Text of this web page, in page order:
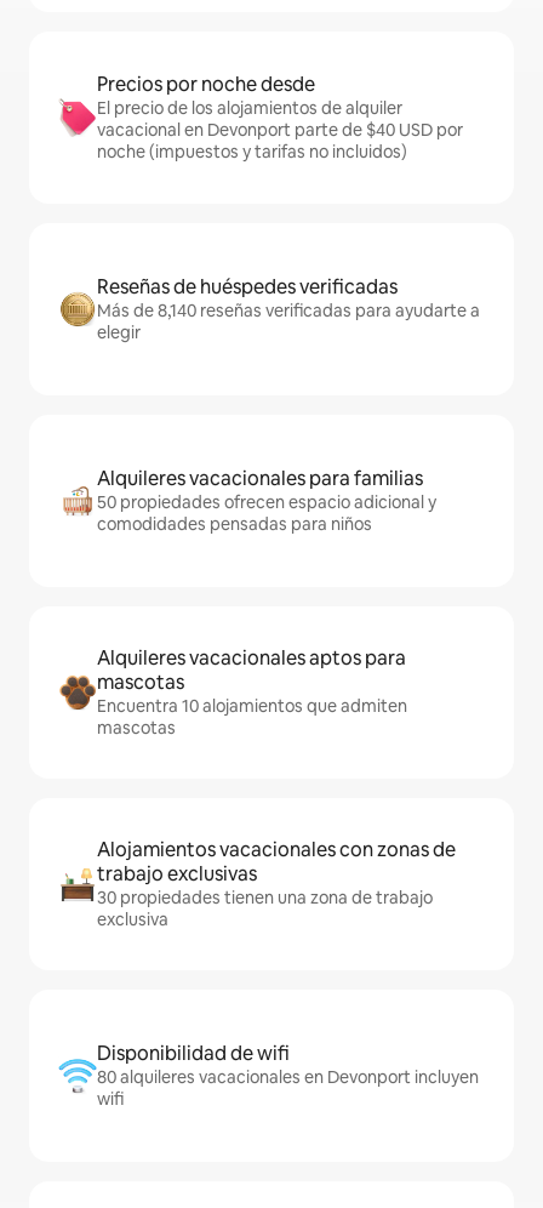
Precios por noche desde
El precio de los alojamientos de alquiler
vacacional en Devonport parte de $40 USD por
noche (impuestos y tarifas no incluidos)
Reseñas de huéspedes verificadas
Más de 8,140 reseñas verificadas para ayudarte a
elegir
Alquileres vacacionales para familias
50 propiedades ofrecen espacio adicional y
comodidades pensadas para niños
Alquileres vacacionales aptos para
mascotas
Encuentra 10 alojamientos que admiten
mascotas
Alojamientos vacacionales con zonas de
trabajo exclusivas
30 propiedades tienen una zona de trabajo
exclusiva
Disponibilidad de wifi
80 alquileres vacacionales en Devonport incluyen
wifi